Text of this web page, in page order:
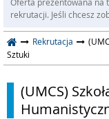
rekrutacji. Jeśli chcesz
Rekrutacja
Sztuki
(UMCS)